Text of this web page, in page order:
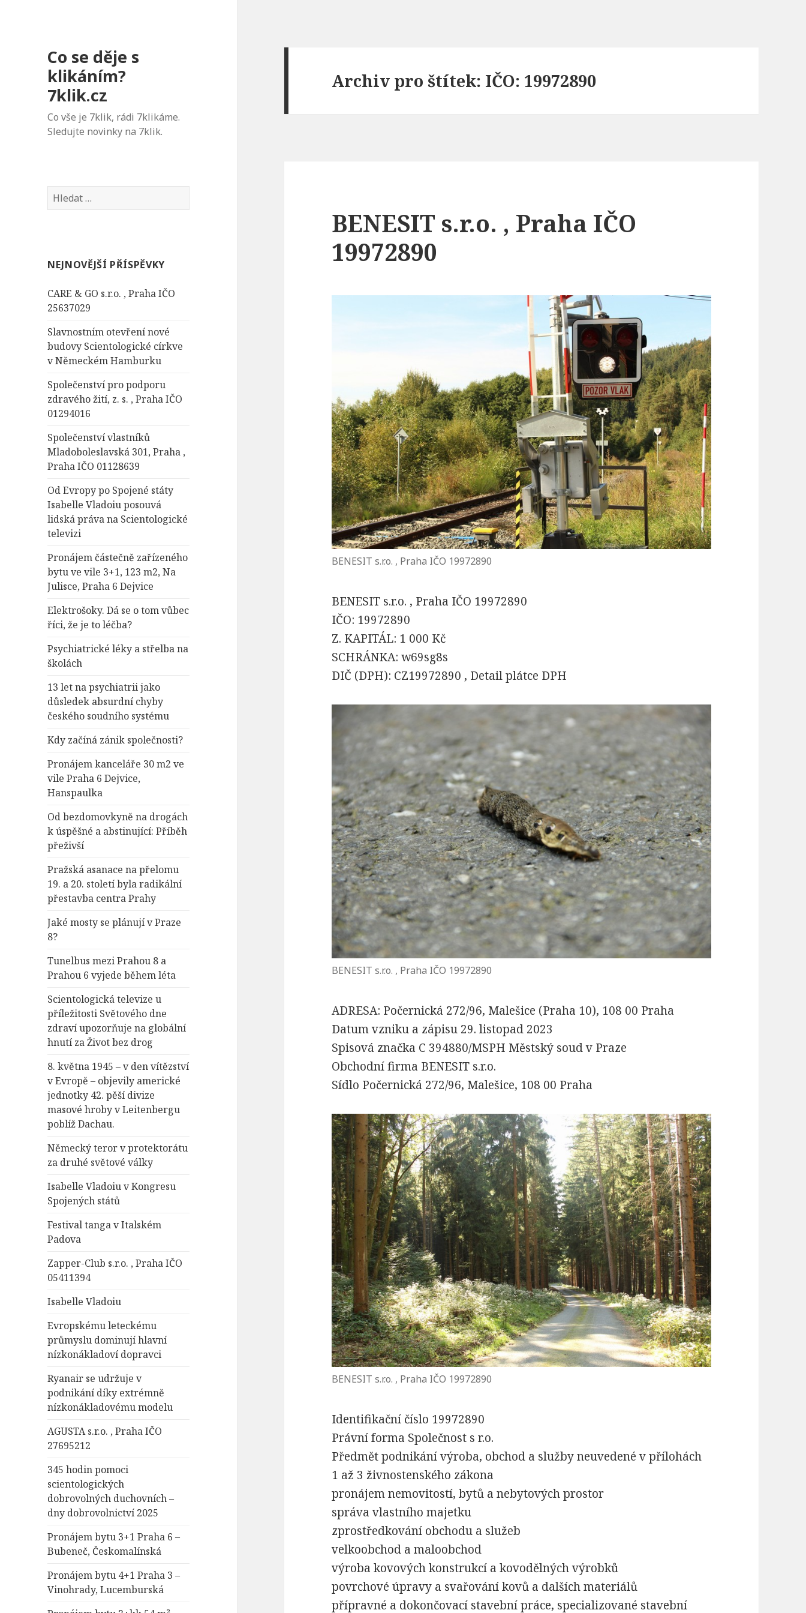
Co se děje s
klikáním?
7klik.cz
Co vše je 7klik, rádi 7klikáme.
Sledujte novinky na 7klik.
V
y
d
v
á
í
NEJNOVĚJŠÍ PŘÍSPĚVKY
CARE & GO s.r.o. , Praha IČO
25637029
Slavnostním otevření nové
budovy Scientologické církve
v Německém Hamburku
Společenství pro podporu
zdravého žití, z. s. , Praha IČO
01294016
Společenství vlastníků
Mladoboleslavská 301, Praha ,
Praha IČO 01128639
Od Evropy po Spojené státy
Isabelle Vladoiu posouvá
lidská práva na Scientologické
televizi
Pronájem částečně zařízeného
bytu ve vile 3+1, 123 m2, Na
Julisce, Praha 6 Dejvice
Elektrošoky. Dá se o tom vůbec
říci, že je to léčba?
Psychiatrické léky a střelba na
školách
13 let na psychiatrii jako
důsledek absurdní chyby
českého soudního systému
Kdy začíná zánik společnosti?
Pronájem kanceláře 30 m2 ve
vile Praha 6 Dejvice,
Hanspaulka
Od bezdomovkyně na drogách
k úspěšné a abstinující: Příběh
přeživší
Pražská asanace na přelomu
19. a 20. století byla radikální
přestavba centra Prahy
Jaké mosty se plánují v Praze
8?
Tunelbus mezi Prahou 8 a
Prahou 6 vyjede během léta
Scientologická televize u
příležitosti Světového dne
zdraví upozorňuje na globální
hnutí za Život bez drog
8. května 1945 – v den vítězství
v Evropě – objevily americké
jednotky 42. pěší divize
masové hroby v Leitenbergu
poblíž Dachau.
Německý teror v protektorátu
za druhé světové války
Isabelle Vladoiu v Kongresu
Spojených států
Festival tanga v Italském
Padova
Zapper-Club s.r.o. , Praha IČO
05411394
Isabelle Vladoiu
Evropskému leteckému
průmyslu dominují hlavní
nízkonákladoví dopravci
Ryanair se udržuje v
podnikání díky extrémně
nízkonákladovému modelu
AGUSTA s.r.o. , Praha IČO
27695212
345 hodin pomoci
scientologických
dobrovolných duchovních –
dny dobrovolnictví 2025
Pronájem bytu 3+1 Praha 6 –
Bubeneč, Českomalínská
Pronájem bytu 4+1 Praha 3 –
Vinohrady, Lucemburská
Archiv pro štítek: IČO: 19972890
BENESIT s.r.o. , Praha IČO
19972890
BENESIT s.r.o. , Praha IČO 19972890
BENESIT s.r.o. , Praha IČO 19972890
IČO: 19972890
Z. KAPITÁL: 1 000 Kč
SCHRÁNKA: w69sg8s
DIČ (DPH): CZ19972890 , Detail plátce DPH
BENESIT s.r.o. , Praha IČO 19972890
ADRESA: Počernická 272/96, Malešice (Praha 10), 108 00 Praha
Datum vzniku a zápisu 29. listopad 2023
Spisová značka C 394880/MSPH Městský soud v Praze
Obchodní firma BENESIT s.r.o.
Sídlo Počernická 272/96, Malešice, 108 00 Praha
BENESIT s.r.o. , Praha IČO 19972890
Identifikační číslo 19972890
Právní forma Společnost s r.o.
Předmět podnikání výroba, obchod a služby neuvedené v přílohách
1 až 3 živnostenského zákona
pronájem nemovitostí, bytů a nebytových prostor
správa vlastního majetku
zprostředkování obchodu a služeb
velkoobchod a maloobchod
výroba kovových konstrukcí a kovodělných výrobků
povrchové úpravy a svařování kovů a dalších materiálů
přípravné a dokončovací stavební práce, specializované stavební